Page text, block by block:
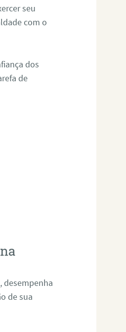
seu
com o
dos
de
desempenha
de sua